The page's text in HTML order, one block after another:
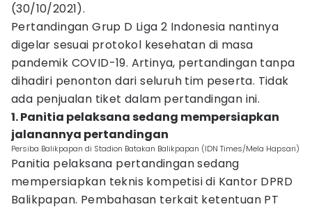
(30/10/2021).
Pertandingan Grup D Liga 2 Indonesia nantinya
digelar sesuai protokol kesehatan di masa
pandemik COVID-19. Artinya, pertandingan tanpa
dihadiri penonton dari seluruh tim peserta. Tidak
ada penjualan tiket dalam pertandingan ini.
1. Panitia pelaksana sedang mempersiapkan
jalanannya pertandingan
Persiba Balikpapan di Stadion Batakan Balikpapan (IDN Times/Mela Hapsari)
Panitia pelaksana pertandingan sedang
mempersiapkan teknis kompetisi di Kantor DPRD
Balikpapan. Pembahasan terkait ketentuan PT